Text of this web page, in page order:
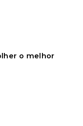
o melhor